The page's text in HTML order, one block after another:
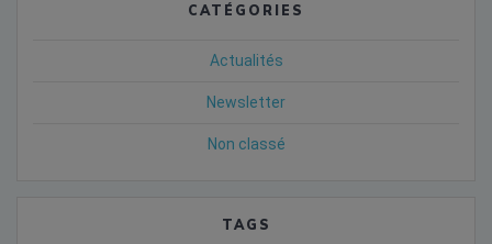
CATÉGORIES
Actualités
Newsletter
Non classé
TAGS